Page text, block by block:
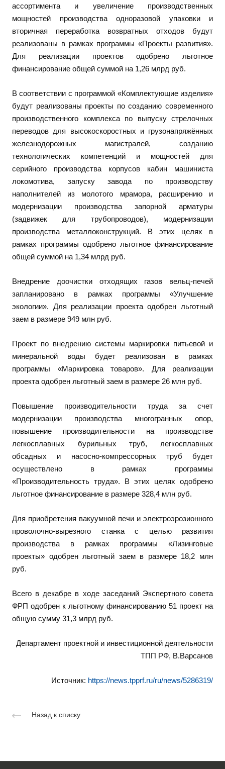
ассортимента и увеличение производственных
мощностей производства одноразовой упаковки и
вторичная переработка возвратных отходов будут
реализованы в рамках программы «Проекты развития».
Для реализации проектов одобрено льготное
финансирование общей суммой на 1,26 млрд руб.
В соответствии с программой «Комплектующие изделия»
будут реализованы проекты по созданию современного
производственного комплекса по выпуску стрелочных
переводов для высокоскоростных и грузонапряжённых
железнодорожных магистралей, созданию
технологических компетенций и мощностей для
серийного производства корпусов кабин машиниста
локомотива, запуску завода по производству
наполнителей из молотого мрамора, расширению и
модернизации производства запорной арматуры
(задвижек для трубопроводов), модернизации
производства металлоконструкций. В этих целях в
рамках программы одобрено льготное финансирование
общей суммой на 1,34 млрд руб.
Внедрение доочистки отходящих газов вельц-печей
запланировано в рамках программы «Улучшение
экологии». Для реализации проекта одобрен льготный
заем в размере 949 млн руб.
Проект по внедрению системы маркировки питьевой и
минеральной воды будет реализован в рамках
программы «Маркировка товаров». Для реализации
проекта одобрен льготный заем в размере 26 млн руб.
Повышение производительности труда за счет
модернизации производства многогранных опор,
повышение производительности на производстве
легкосплавных бурильных труб, легкосплавных
обсадных и насосно-компрессорных труб будет
осуществлено в рамках программы
«Производительность труда». В этих целях одобрено
льготное финансирование в размере 328,4 млн руб.
Для приобретения вакуумной печи и электроэрозионного
проволочно-вырезного станка с целью развития
производства в рамках программы «Лизинговые
проекты» одобрен льготный заем в размере 18,2 млн
руб.
Всего в декабре в ходе заседаний Экспертного совета
ФРП одобрен к льготному финансированию 51 проект на
общую сумму 31,3 млрд руб.
Департамент проектной и инвестиционной деятельности
ТПП РФ, В.Варсанов
Источник: https://news.tpprf.ru/ru/news/5286319/
Назад к списку